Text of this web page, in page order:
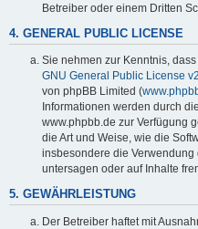
Betreiber oder einem Dritten
4. GENERAL PUBLIC LICENSE
Sie nehmen zur Kenntnis,
GNU General Public License v2
von phpBB Limited (
Informationen werden durch
www.phpbb.de zur Verfügung
die Art und Weise, wie die
insbesondere die Verwendung
untersagen oder auf Inhalte
5. GEWÄHRLEISTUNG
Der Betreiber haftet mit